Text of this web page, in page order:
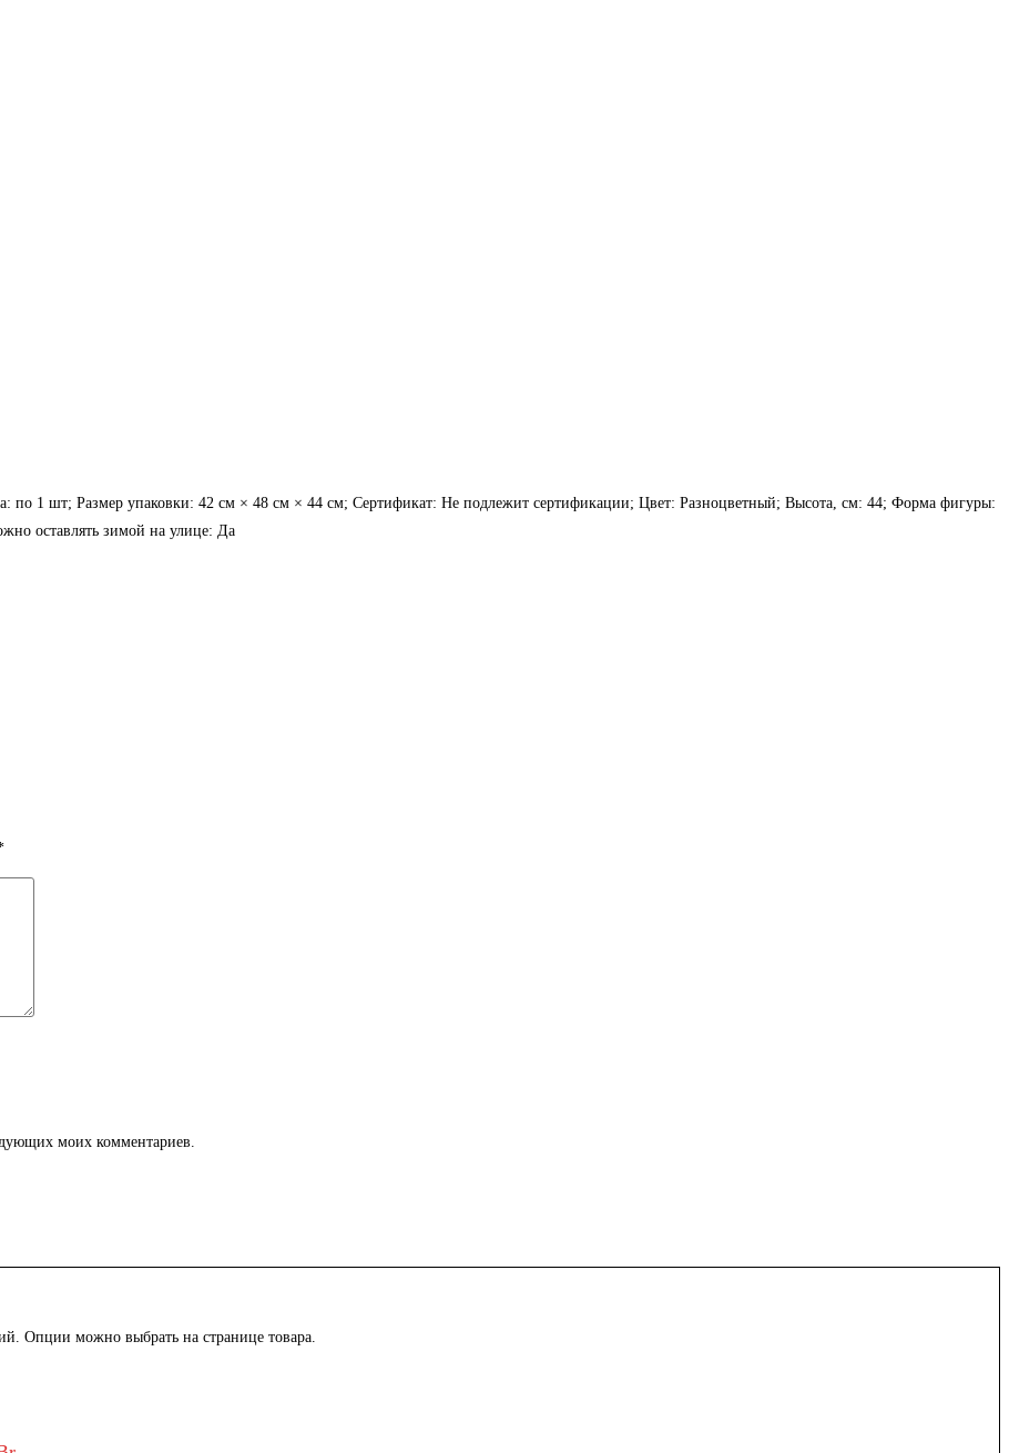
по 1 шт; Размер упаковки: 42 см × 48 см × 44 см; Сертификат: Не подлежит сертификации; Цвет: Разноцветный; Высота, см: 44; Форма фигуры:
оставлять зимой на улице: Да
моих комментариев.
Опции можно выбрать на странице товара.